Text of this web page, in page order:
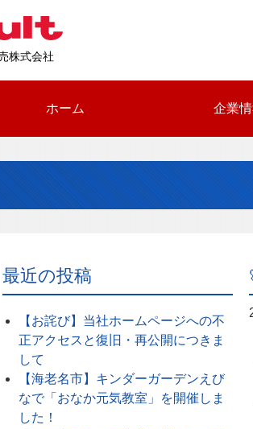
株式会社
ホーム 企業
最近の投稿
【お詫び】当社ホームページへの不
正アクセスと復旧・再公開につきま
して
【海老名市】キンダーガーデンえび
なで「おなか元気教室」を開催しま
した！